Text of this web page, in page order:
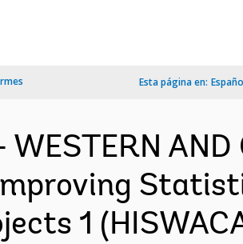
Esta página en:
AND
1